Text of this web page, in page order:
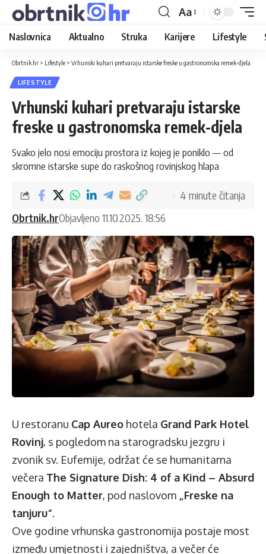
Aa
Naslovnica Aktualno Struka Karijere Lifestyle
Obrtnik.hr > Lifestyle > Vrhunski kuhari pretvaraju istarske freske u gastronomska remek-djela
LIFESTYLE
Vrhunski kuhari pretvaraju istarske
freske u gastronomska remek-djela
Svako jelo nosi emociju prostora iz kojeg je poniklo — od
skromne istarske supe do raskošnog rovinjskog hlapa
Obrtnik.hrObjavljeno 11.10.2025. 18:56
4 minute čitanja
U restoranu Cap Aureo hotela Grand Park Hotel
Rovinj, s pogledom na starogradsku jezgru i
zvonik sv. Eufemije, održat će se humanitarna
večera The Signature Dish: 4 of a Kind – Absurd
Enough to Matter, pod naslovom „Freske na
tanjuru“.
Ove godine vrhunska gastronomija postaje most
između umjetnosti i zajedništva, a večer će